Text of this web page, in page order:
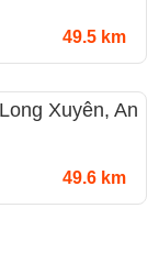
49.5 km
Xuyên, An
49.6 km